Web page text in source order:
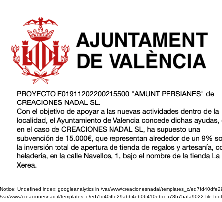
Notice: Undefined index: googleanalytics in /var/www/creacionesnadal/templates_c/
/var/www/creacionesnadal/templates_c/